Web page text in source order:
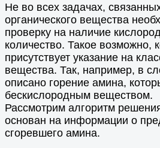
Не во всех задачах,
органического вещества
проверку на наличие
количество. Такое возможно,
присутствует указание на
вещества. Так, например, в
описано горение амина,
бескислородным веществом.
Рассмотрим алгоритм
основан на информации о
сгоревшего амина.